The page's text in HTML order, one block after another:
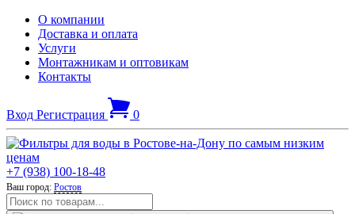
О компании
Доставка и оплата
Услуги
Монтажникам и оптовикам
Контакты
Вход Регистрация 0
+7 (938) 100-18-48
Ваш город: Ростов